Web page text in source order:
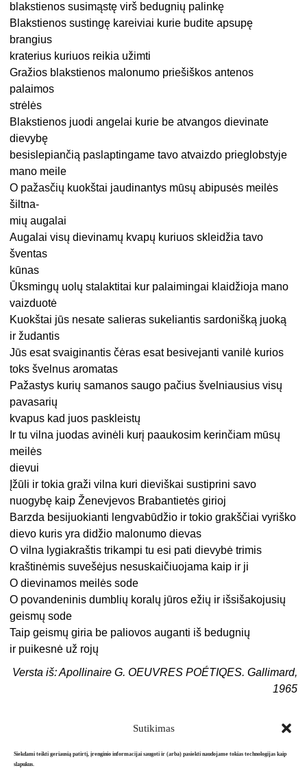
Sutikimas
Siekdami teikti geriausią patirtį, įrenginio informacijai saugoti ir (arba) pasiekti naudojame tokias technologijas kaip
slapukus.
blakstienos susimąstę virš bedugnių palinkę
Blakstienos sustingę kareiviai kurie budite apsupę
brangius
kraterius kuriuos reikia užimti
Gražios blakstienos malonumo priešiškos antenos
palaimos
strėlės
Blakstienos juodi angelai kurie be atvangos dievinate
dievybę
besislepiančią paslaptingame tavo atvaizdo prieglobstyje
mano meile
O pažasčių kuokštai jaudinantys mūsų abipusės meilės
šiltna-
mių augalai
Augalai visų dievinamų kvapų kuriuos skleidžia tavo
šventas
kūnas
Ūksmingų uolų stalaktitai kur palaimingai klaidžioja mano
vaizduotė
Kuokštai jūs nesate salieras sukeliantis sardonišką juoką
ir žudantis
Jūs esat svaiginantis čėras esat besivejanti vanilė kurios
toks švelnus aromatas
Pažastys kurių samanos saugo pačius švelniausius visų
pavasarių
kvapus kad juos paskleistų
Ir tu vilna juodas avinėli kurį paaukosim kerinčiam mūsų
meilės
dievui
Įžūli ir tokia graži vilna kuri dieviškai sustiprini savo
nuogybę kaip Ženevjevos Brabantietės girioj
Barzda besijuokianti lengvabūdžio ir tokio grakščiai vyriško
dievo kuris yra didžio malonumo dievas
O vilna lygiakraštis trikampi tu esi pati dievybė trimis
kraštinėmis suvešėjus nesuskaičiuojama kaip ir ji
O dievinamos meilės sode
O povandeninis dumblių koralų jūros ežių ir išsišakojusių
geismų sode
Taip geismų giria be paliovos auganti iš bedugnių
ir puikesnė už rojų
Versta iš: Apollinaire G. OEUVRES POÉTIQES. Gallimard,
1965